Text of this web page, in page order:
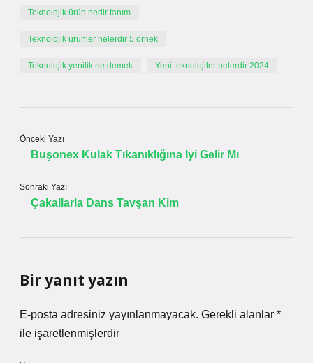
Teknolojik ürün nedir tanım
Teknolojik ürünler nelerdir 5 örnek
Teknolojik yenilik ne demek Yeni teknolojiler nelerdir 2024
Önceki Yazı
Buşonex Kulak Tıkanıklığına Iyi Gelir Mı
Sonraki Yazı
Çakallarla Dans Tavşan Kim
Bir yanıt yazın
E-posta adresiniz yayınlanmayacak. Gerekli alanlar *
ile işaretlenmişlerdir